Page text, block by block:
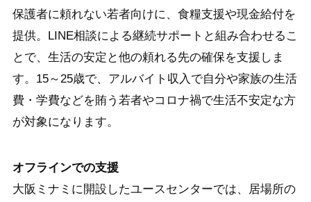
保護者に頼れない若者向けに、食糧支援や現金給付を
提供。LINE相談による継続サポートと組み合わせるこ
とで、生活の安定と他の頼れる先の確保を支援しま
す。15～25歳で、アルバイト収入で自分や家族の生活
費・学費などを賄う若者やコロナ禍で生活不安定な方
が対象になります。
オフラインでの支援
大阪ミナミに開設したユースセンターでは、居場所の